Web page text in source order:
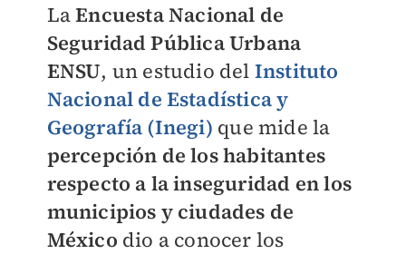
LaEncuesta Nacional de
Seguridad Pública Urbana
ENSU, un estudio del Instituto
Nacional de Estadística y
Geografía (Inegi) que mide la
percepción de los habitantes
respecto a la inseguridad en los
municipios y ciudades de
México dio a conocer los